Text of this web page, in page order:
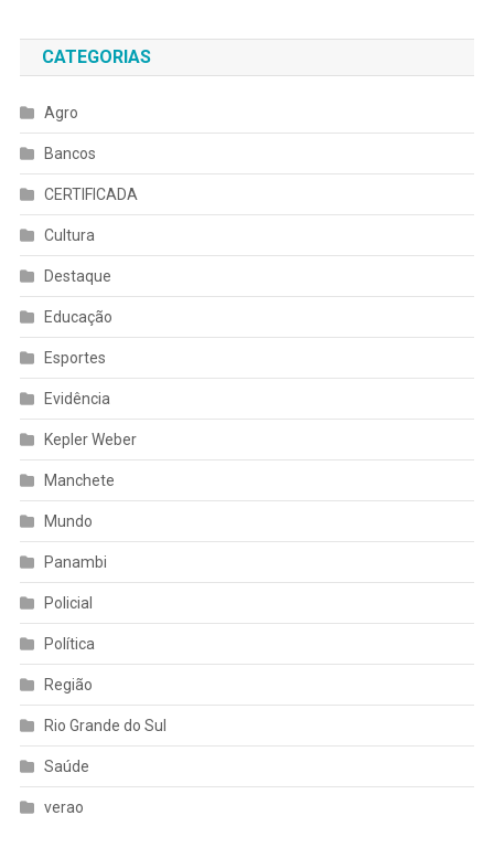
CATEGORIAS
Agro
Bancos
CERTIFICADA
Cultura
Destaque
Educação
Esportes
Evidência
Kepler Weber
Manchete
Mundo
Panambi
Policial
Política
Região
Rio Grande do Sul
Saúde
verao